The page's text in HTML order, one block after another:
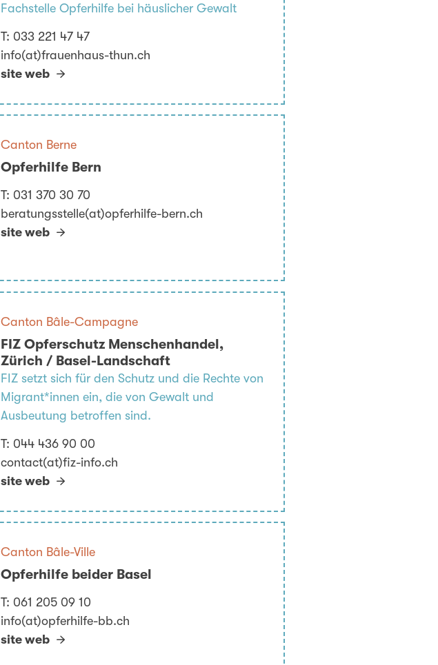
Fachstelle Opferhilfe bei häuslicher Gewalt
T: 033 221 47 47
info(at)frauenhaus-thun.ch
site web
Canton Berne
Opferhilfe Bern
T: 031 370 30 70
beratungsstelle(at)opferhilfe-bern.ch
site web
Canton Bâle-Campagne
FIZ Opferschutz Menschenhandel,
Zürich / Basel-Landschaft
FIZ setzt sich für den Schutz und die Rechte von
Migrant*innen ein, die von Gewalt und
Ausbeutung betroffen sind.
T: 044 436 90 00
contact(at)fiz-info.ch
site web
Canton Bâle-Ville
Opferhilfe beider Basel
T: 061 205 09 10
info(at)opferhilfe-bb.ch
site web